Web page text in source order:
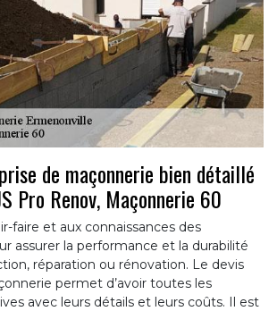
de maçonnerie bien détaillé
Pro Renov, Maçonnerie 60
faire et aux connaissances des
assurer la performance et la durabilité
réparation ou rénovation. Le devis
permet d’avoir toutes les
avec leurs détails et leurs coûts. Il est